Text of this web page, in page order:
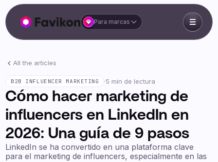
Para marcas
All the articles
B2B INFLUENCER MARKETING ·5 min de lectura
Cómo hacer marketing de
influencers en LinkedIn en
2026: Una guía de 9 pasos
LinkedIn se ha convertido en una plataforma clave
para el marketing de influencers, especialmente en las